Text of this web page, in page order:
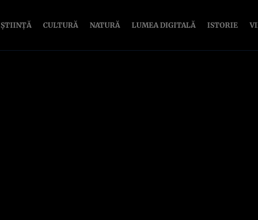
ȘTIINȚĂ CULTURĂ NATURĂ LUMEA DIGITALĂ ISTORIE